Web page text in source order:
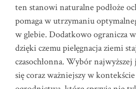
ten stanowi naturalne podłoże
pomaga w utrzymaniu
w glebie. Dodatkowo ogranicza
dzięki czemu pielęgnacja ziemi
czasochłonna. Wybór najwyższej
się coraz ważniejszy w